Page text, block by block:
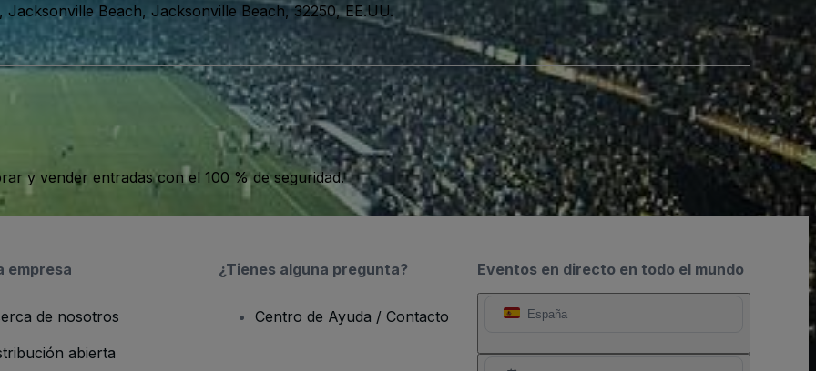
Jacksonville Beach, Jacksonville Beach, 32250, EE.UU.
y vender entradas con el 100 % de seguridad.
Eventos en directo en todo el mundo
España
empresa
de nosotros
abierta
¿Tienes alguna pregunta?
Centro de Ayuda / Contacto